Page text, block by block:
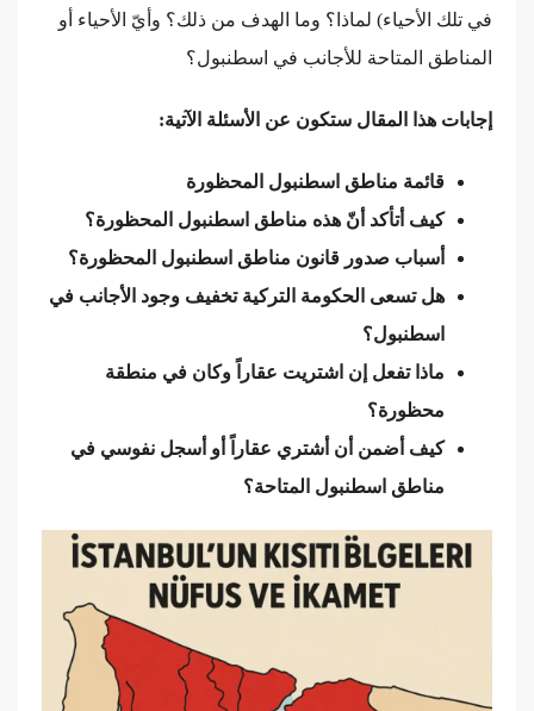
في تلك الأحياء) لماذا؟ وما الهدف من ذلك؟ وأيّ الأحياء أو
المناطق المتاحة للأجانب في اسطنبول؟
إجابات هذا المقال ستكون عن الأسئلة الآتية:
قائمة مناطق اسطنبول المحظورة
كيف أتأكد أنّ هذه مناطق اسطنبول المحظورة؟
أسباب صدور قانون مناطق اسطنبول المحظورة؟
هل تسعى الحكومة التركية تخفيف وجود الأجانب في
اسطنبول؟
ماذا تفعل إن اشتريت عقاراً وكان في منطقة
محظورة؟
كيف أضمن أن أشتري عقاراً أو أسجل نفوسي في
مناطق اسطنبول المتاحة؟